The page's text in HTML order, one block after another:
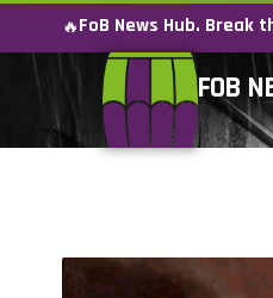
🔥FoB News Hub. Break
FOB